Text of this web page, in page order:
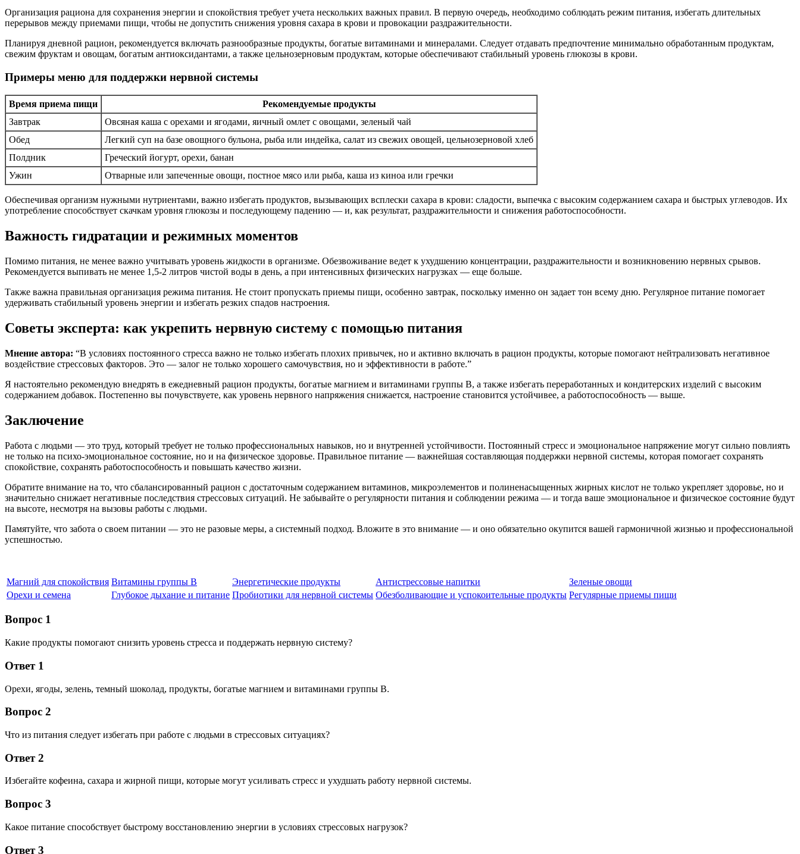
Организация рациона для сохранения энергии и спокойствия требует учета нескольких важных правил. В первую очередь, необходимо соблюдать режим питания, избегать длительных
перерывов между приемами пищи, чтобы не допустить снижения уровня сахара в крови и провокации раздражительности.
Планируя дневной рацион, рекомендуется включать разнообразные продукты, богатые витаминами и минералами. Следует отдавать предпочтение минимально обработанным продуктам,
свежим фруктам и овощам, богатым антиоксидантами, а также цельнозерновым продуктам, которые обеспечивают стабильный уровень глюкозы в крови.
Примеры меню для поддержки нервной системы
Время приема пищи
Рекомендуемые продукты
Завтрак
Овсяная каша с орехами и ягодами, яичный омлет с овощами, зеленый чай
Обед
Легкий суп на базе овощного бульона, рыба или индейка, салат из свежих овощей, цельнозерновой хлеб
Полдник
Греческий йогурт, орехи, банан
Ужин
Отварные или запеченные овощи, постное мясо или рыба, каша из киноа или гречки
Обеспечивая организм нужными нутриентами, важно избегать продуктов, вызывающих всплески сахара в крови: сладости, выпечка с высоким содержанием сахара и быстрых углеводов. Их
употребление способствует скачкам уровня глюкозы и последующему падению — и, как результат, раздражительности и снижения работоспособности.
Важность гидратации и режимных моментов
Помимо питания, не менее важно учитывать уровень жидкости в организме. Обезвоживание ведет к ухудшению концентрации, раздражительности и возникновению нервных срывов.
Рекомендуется выпивать не менее 1,5-2 литров чистой воды в день, а при интенсивных физических нагрузках — еще больше.
Также важна правильная организация режима питания. Не стоит пропускать приемы пищи, особенно завтрак, поскольку именно он задает тон всему дню. Регулярное питание помогает
удерживать стабильный уровень энергии и избегать резких спадов настроения.
Советы эксперта: как укрепить нервную систему с помощью питания
Мнение автора: “В условиях постоянного стресса важно не только избегать плохих привычек, но и активно включать в рацион продукты, которые помогают нейтрализовать негативное
воздействие стрессовых факторов. Это — залог не только хорошего самочувствия, но и эффективности в работе.”
Я настоятельно рекомендую внедрять в ежедневный рацион продукты, богатые магнием и витаминами группы B, а также избегать переработанных и кондитерских изделий с высоким
содержанием добавок. Постепенно вы почувствуете, как уровень нервного напряжения снижается, настроение становится устойчивее, а работоспособность — выше.
Заключение
Работа с людьми — это труд, который требует не только профессиональных навыков, но и внутренней устойчивости. Постоянный стресс и эмоциональное напряжение могут сильно повлиять
не только на психо-эмоциональное состояние, но и на физическое здоровье. Правильное питание — важнейшая составляющая поддержки нервной системы, которая помогает сохранять
спокойствие, сохранять работоспособность и повышать качество жизни.
Обратите внимание на то, что сбалансированный рацион с достаточным содержанием витаминов, микроэлементов и полиненасыщенных жирных кислот не только укрепляет здоровье, но и
значительно снижает негативные последствия стрессовых ситуаций. Не забывайте о регулярности питания и соблюдении режима — и тогда ваше эмоциональное и физическое состояние будут
на высоте, несмотря на вызовы работы с людьми.
Памятуйте, что забота о своем питании — это не разовые меры, а системный подход. Вложите в это внимание — и оно обязательно окупится вашей гармоничной жизнью и профессиональной
успешностью.
Магний для спокойствия Витамины группы B Энергетические продукты Антистрессовые напитки
Зеленые овощи
Орехи и семена
Глубокое дыхание и питание Пробиотики для нервной системы Обезболивающие и успокоительные продукты Регулярные приемы пищи
Вопрос 1
Какие продукты помогают снизить уровень стресса и поддержать нервную систему?
Ответ 1
Орехи, ягоды, зелень, темный шоколад, продукты, богатые магнием и витаминами группы В.
Вопрос 2
Что из питания следует избегать при работе с людьми в стрессовых ситуациях?
Ответ 2
Избегайте кофеина, сахара и жирной пищи, которые могут усиливать стресс и ухудшать работу нервной системы.
Вопрос 3
Какое питание способствует быстрому восстановлению энергии в условиях стрессовых нагрузок?
Ответ 3